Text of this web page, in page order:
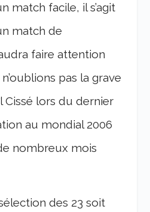
match facile, il s’agit
match de
faire attention
pas la grave
Cissé lors du dernier
au mondial 2006
nombreux mois
des 23 soit